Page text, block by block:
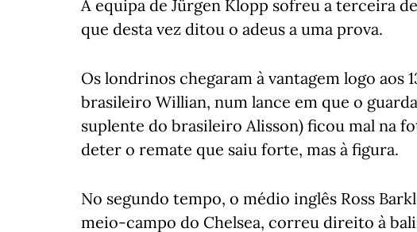
A equipa de Jürgen Klopp sofreu a terceira
que desta vez ditou o adeus a uma prova.
Os londrinos chegaram à vantagem logo aos
brasileiro Willian, num lance em que o
suplente do brasileiro Alisson) ficou mal na
deter o remate que saiu forte, mas à figura.
No segundo tempo, o médio inglês Ross
meio-campo do Chelsea, correu direito à